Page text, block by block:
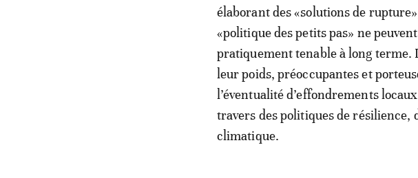
élaborant des «solutions de
«politique des petits pas» ne
pratiquement tenable à long terme.
leur poids, préoccupantes et
l’éventualité d’effondrements
travers des politiques de résilience,
climatique.